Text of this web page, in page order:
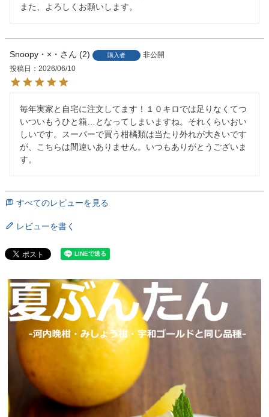
また、よろしくお願いします。
Snoopy・×・ 2 購入者
非公開
投稿日
2026/06/10
毎年実家と自宅に注文してます！１０キロでは足りなくてつ
いついもうひと箱…となってしまいますね。それくらいおい
しいです。スーパーで買う柑橘類は当たり外れが大きいです
が、こちらは間違いありません。いつもありがとうございま
す。
すべてのレビューを見る
レビューを書く